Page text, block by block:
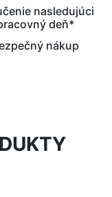
nasledujúci
deň*
nákup